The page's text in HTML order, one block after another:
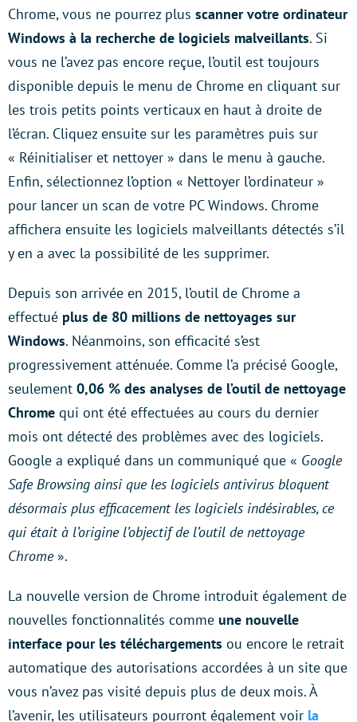
Chrome, vous ne pourrez plus scanner votre ordinateur
Windows à la recherche de logiciels malveillants. Si
vous ne l’avez pas encore reçue, l’outil est toujours
disponible depuis le menu de Chrome en cliquant sur
les trois petits points verticaux en haut à droite de
l’écran. Cliquez ensuite sur les paramètres puis sur
« Réinitialiser et nettoyer » dans le menu à gauche.
Enfin, sélectionnez l’option « Nettoyer l’ordinateur »
pour lancer un scan de votre PC Windows. Chrome
affichera ensuite les logiciels malveillants détectés s’il
y en a avec la possibilité de les supprimer.
Depuis son arrivée en 2015, l’outil de Chrome a
effectué plus de 80 millions de nettoyages sur
Windows. Néanmoins, son efficacité s’est
progressivement atténuée. Comme l’a précisé Google,
seulement 0,06 % des analyses de l’outil de nettoyage
Chrome qui ont été effectuées au cours du dernier
mois ont détecté des problèmes avec des logiciels.
Google a expliqué dans un communiqué que « Google
Safe Browsing ainsi que les logiciels antivirus bloquent
désormais plus efficacement les logiciels indésirables, ce
qui était à l’origine l’objectif de l’outil de nettoyage
Chrome».
La nouvelle version de Chrome introduit également de
nouvelles fonctionnalités comme une nouvelle
interface pour les téléchargements ou encore le retrait
automatique des autorisations accordées à un site que
vous n’avez pas visité depuis plus de deux mois. À
l’avenir, les utilisateurs pourront également voir la